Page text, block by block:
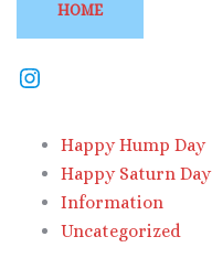
HOME
Happy Hump Day
Happy Saturn Day
Information
Uncategorized